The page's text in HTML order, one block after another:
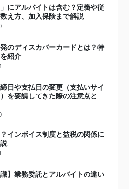
」にアルバイトは含む？定義や従
え方、加入保険まで解説
のディスカバーカードとは？特
紹介
日や支払日の変更（支払いサイ
）を要請してきた際の注意点と
インボイス制度と益税の関係に
識】業務委託とアルバイトの違い